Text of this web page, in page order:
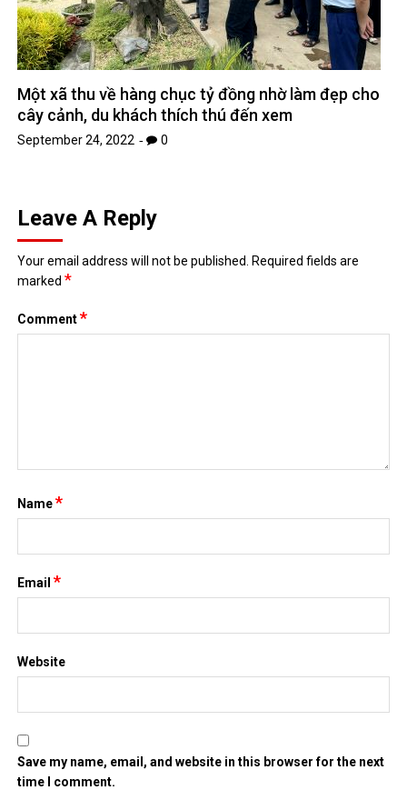
Một xã thu về hàng chục tỷ đồng nhờ làm đẹp cho
cây cảnh, du khách thích thú đến xem
September 24, 2022 0
Leave A Reply
Your email address will not be published. Required fields are
marked*
Comment*
Name*
Email*
Website
Save my name, email, and website in this browser for the next
time I comment.